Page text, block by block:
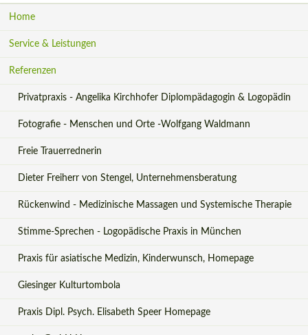
Home
Service & Leistungen
Referenzen
Privatpraxis - Angelika Kirchhofer Diplompädagogin & Logopädin
Fotografie - Menschen und Orte -Wolfgang Waldmann
Freie Trauerrednerin
Dieter Freiherr von Stengel, Unternehmensberatung
Rückenwind - Medizinische Massagen und Systemische Therapie
Stimme-Sprechen - Logopädische Praxis in München
Praxis für asiatische Medizin, Kinderwunsch, Homepage
Giesinger Kulturtombola
Praxis Dipl. Psych. Elisabeth Speer Homepage